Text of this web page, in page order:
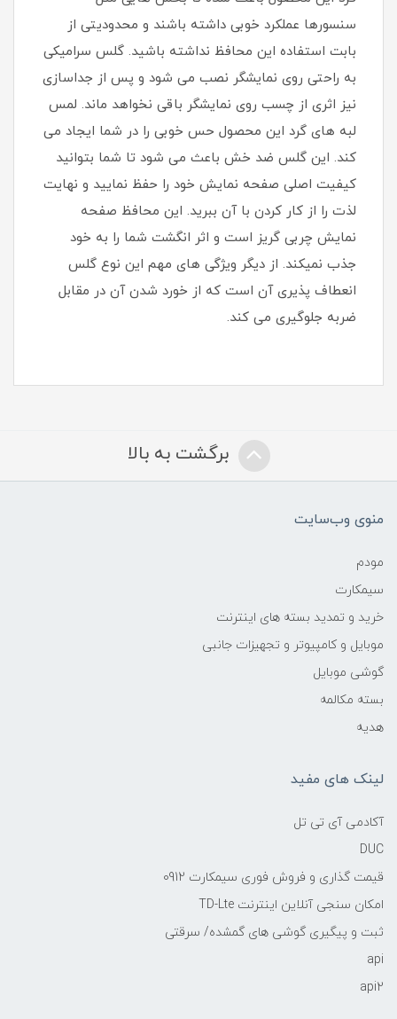
سنسورها عملکرد خوبی داشته باشند و محدودیتی از
بابت استفاده این محافظ نداشته باشید. گلس سرامیکی
به راحتی روی نمایشگر نصب می شود و پس از جداسازی
نیز اثری از چسب روی نمایشگر باقی نخواهد ماند. لمس
لبه های گرد این محصول حس خوبی را در شما ایجاد می
کند. این گلس ضد خش باعث می شود تا شما بتوانید
کیفیت اصلی صفحه نمایش خود را حفظ نمایید و نهایت
لذت را از کار کردن با آن ببرید. این محافظ صفحه
نمایش چربی گریز است و اثر انگشت شما را به خود
جذب نمیکند. از دیگر ویژگی های مهم این نوع گلس
انعطاف پذیری آن است که از خورد شدن آن در مقابل
ضربه جلوگیری می کند.
برگشت به بالا
منوی وب‌سایت
مودم
سیمکارت
خرید و تمدید بسته های اینترنت
موبایل و کامپیوتر و تجهیزات جانبی
گوشی موبایل
بسته مکالمه
هدیه
لینک های مفید
آکادمی آی تی تل
DUC
قیمت گذاری و فروش فوری سیمکارت 0912
امکان سنجی آنلاین اینترنت TD-Lte
ثبت و پیگیری گوشی های گمشده/ سرقتی
api
api2